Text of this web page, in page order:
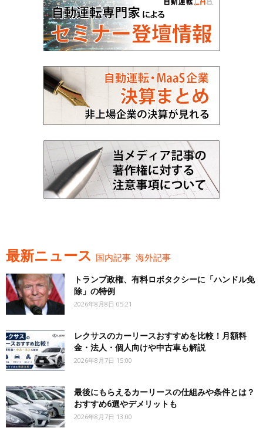
最新ニュース 国内記事 海外記事
トランプ政権、有料ロボタクシーに「ハンドル免
除」の特例
2026年8月8日 05:21
レクサスのカーリースおすすめを比較！月額料
金・法人・個人向けや中古車も解説
2026年8月7日 15:00
最後にもらえるカーリースの仕組みや条件とは？
おすすめ6選やデメリットも
2026年8月7日 13:00